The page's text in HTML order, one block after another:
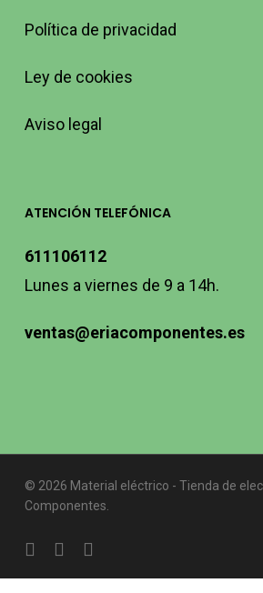
Política de privacidad
Ley de cookies
Aviso legal
ATENCIÓN TELEFÓNICA
611106112
Lunes a viernes de 9 a 14h.
ventas@eriacomponentes.es
© 2026 Material eléctrico - Tienda de
Componentes.
twitterfacebookinstagram